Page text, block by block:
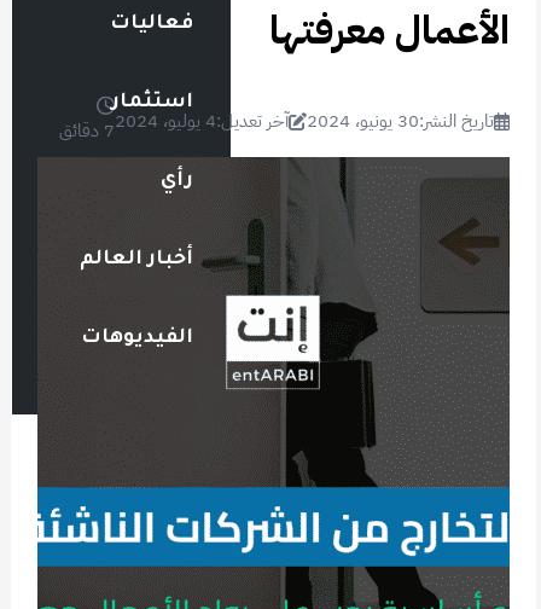
فعاليات
استثمار
رأي
أخبار العالم
الفيديوهات
الأعمال معرفتها
تاريخ النشر:30 يونيو، 2024 آخر تعديل:4 يوليو، 2024 7 دقائق